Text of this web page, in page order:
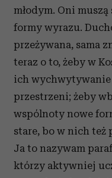
młodym. Oni
formy wyrazu.
przeżywana, sama
teraz o to, żeby w
ich
przestrzeni; żeby
wspólnoty nowe
stare, bo w nich też
Ja to nazywam
którzy aktywniej